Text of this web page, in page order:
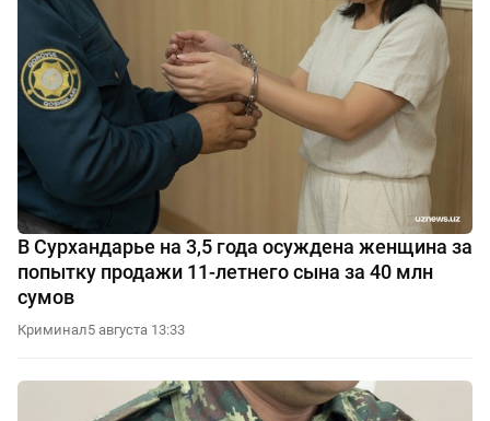
В Сурхандарье на 3,5 года осуждена женщина за
попытку продажи 11-летнего сына за 40 млн
сумов
Криминал5 августа 13:33